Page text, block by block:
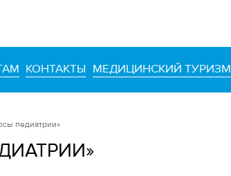
КОНТАКТЫ МЕДИЦИНСКИЙ ТУРИЗМ
педиатрии»